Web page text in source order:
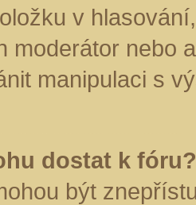
v
moderátor nebo
manipulaci s
dostat k fóru?
být